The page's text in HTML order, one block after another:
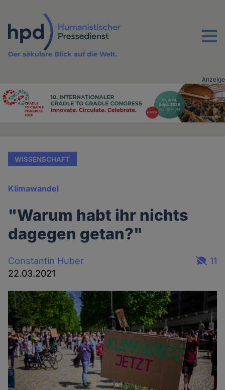
Inhalt
Menu
Der säkulare Blick auf die Welt.
Advertising
Anzeige
WISSENSCHAFT
Klimawandel
"Warum habt ihr nichts
dagegen getan?"
Constantin Huber
22.03.2021
11